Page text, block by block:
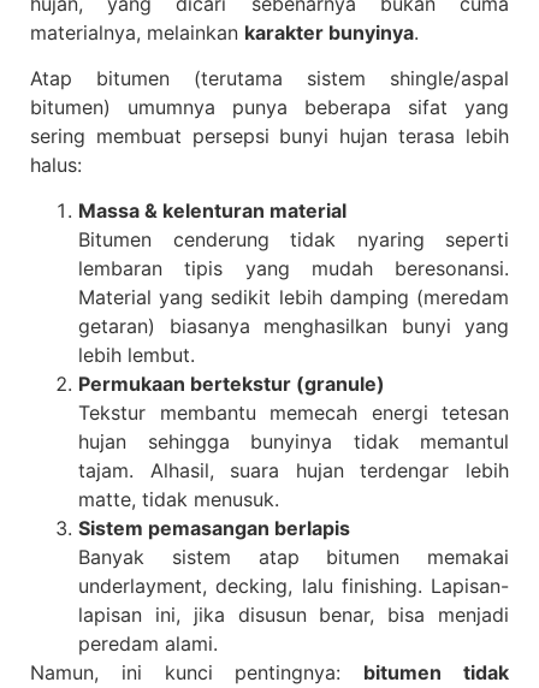
materialnya, melainkan karakter bunyinya.
Atap bitumen (terutama sistem shingle/aspal
bitumen) umumnya punya beberapa sifat yang
sering membuat persepsi bunyi hujan terasa lebih
halus:
Massa & kelenturan material
Bitumen cenderung tidak nyaring seperti
lembaran tipis yang mudah beresonansi.
Material yang sedikit lebih damping (meredam
getaran) biasanya menghasilkan bunyi yang
lebih lembut.
Permukaan bertekstur (granule)
Tekstur membantu memecah energi tetesan
hujan sehingga bunyinya tidak memantul
tajam. Alhasil, suara hujan terdengar lebih
matte, tidak menusuk.
Sistem pemasangan berlapis
Banyak sistem atap bitumen memakai
underlayment, decking, lalu finishing. Lapisan-
lapisan ini, jika disusun benar, bisa menjadi
peredam alami.
Namun, ini kunci pentingnya: bitumen tidak